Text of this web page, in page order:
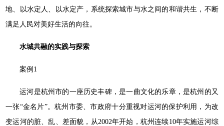
地、以水定人、以水定产，系统探索城市与水之间的和谐共生，不断
满足人民对美好生活的向往。
水城共融的实践与探索
案例1
运河是杭州市的一座历史丰碑，是一曲文化的乐章，是杭州的又
一张“金名片”。杭州市委、市政府十分重视对运河的保护利用，为改
变运河的脏、乱、差面貌，从2002年开始，杭州连续10年实施运河综